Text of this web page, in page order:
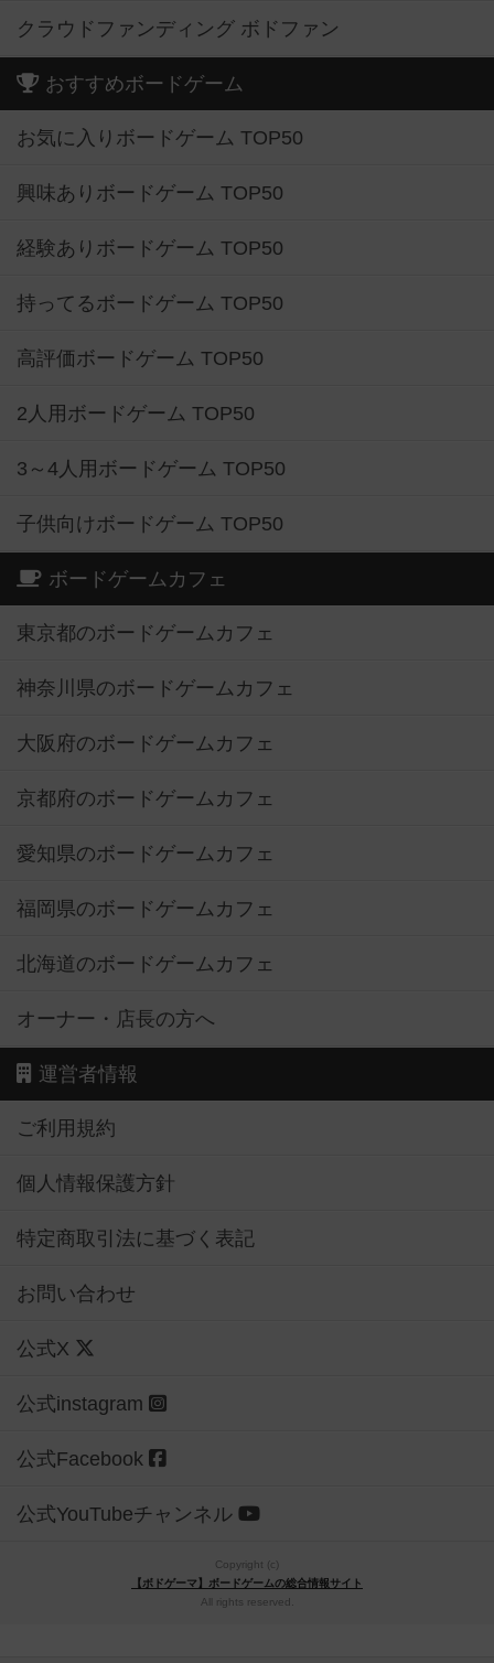
クラウドファンディング ボドファン
おすすめボードゲーム
お気に入りボードゲーム TOP50
興味ありボードゲーム TOP50
経験ありボードゲーム TOP50
持ってるボードゲーム TOP50
高評価ボードゲーム TOP50
2人用ボードゲーム TOP50
3～4人用ボードゲーム TOP50
子供向けボードゲーム TOP50
ボードゲームカフェ
東京都のボードゲームカフェ
神奈川県のボードゲームカフェ
大阪府のボードゲームカフェ
京都府のボードゲームカフェ
愛知県のボードゲームカフェ
福岡県のボードゲームカフェ
北海道のボードゲームカフェ
オーナー・店長の方へ
運営者情報
ご利用規約
個人情報保護方針
特定商取引法に基づく表記
お問い合わせ
公式X
公式instagram
公式Facebook
公式YouTubeチャンネル
Copyright (c)
【ボドゲーマ】ボードゲームの総合情報サイト
All rights reserved.